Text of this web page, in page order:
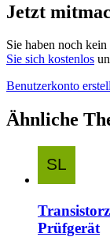
Jetzt
Sie haben noch
Sie sich kostenlos
Benutzerkonto
Ähnliche
Prüfgerät